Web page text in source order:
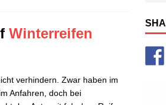
Winterreifen
verhindern. Zwar haben im
Anfahren, doch bei